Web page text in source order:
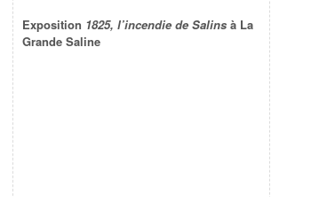
Exposition 1825, l’incendie de Salins à La
Grande Saline